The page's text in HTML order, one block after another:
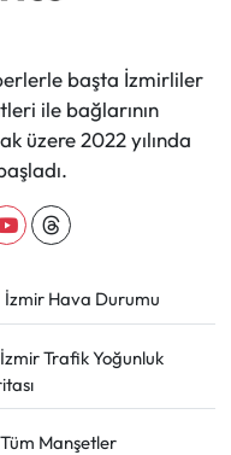
başta İzmirliler
ile bağlarının
üzere 2022 yılında
İzmir Hava Durumu
İzmir Trafik Yoğunluk
Tüm Manşetler